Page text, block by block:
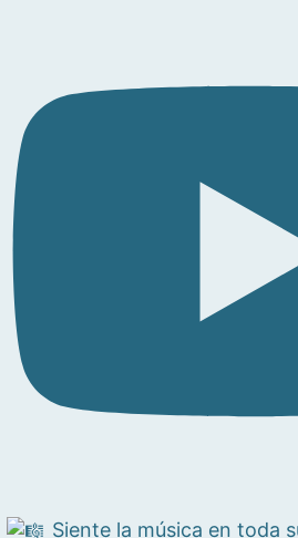
Siente la música en toda